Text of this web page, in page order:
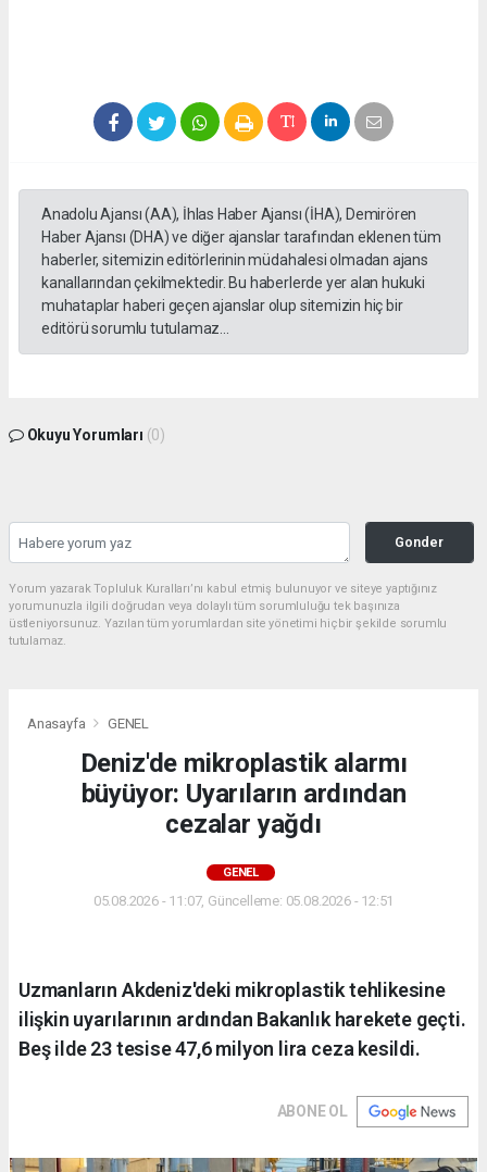
Anadolu Ajansı (AA), İhlas Haber Ajansı (İHA), Demirören
Haber Ajansı (DHA) ve diğer ajanslar tarafından eklenen tüm
haberler, sitemizin editörlerinin müdahalesi olmadan ajans
kanallarından çekilmektedir. Bu haberlerde yer alan hukuki
muhataplar haberi geçen ajanslar olup sitemizin hiç bir
editörü sorumlu tutulamaz...
Okuyu Yorumları (0)
Gonder
Yorum yazarak Topluluk Kuralları’nı kabul etmiş bulunuyor ve siteye yaptığınız
yorumunuzla ilgili doğrudan veya dolaylı tüm sorumluluğu tek başınıza
üstleniyorsunuz. Yazılan tüm yorumlardan site yönetimi hiçbir şekilde sorumlu
tutulamaz.
Anasayfa GENEL
Deniz'de mikroplastik alarmı
büyüyor: Uyarıların ardından
cezalar yağdı
GENEL
05.08.2026 - 11:07, Güncelleme: 05.08.2026 - 12:51
Uzmanların Akdeniz'deki mikroplastik tehlikesine
ilişkin uyarılarının ardından Bakanlık harekete geçti.
Beş ilde 23 tesise 47,6 milyon lira ceza kesildi.
ABONE OL